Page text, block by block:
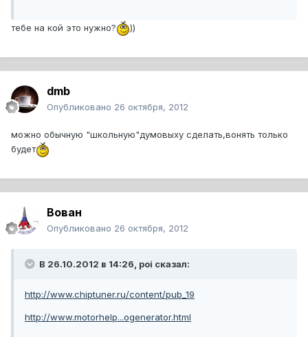
тебе на кой это нужно? ))
dmb
Опубликовано 26 октября, 2012
можно обычную "школьную"думовыху сделать,вонять только
будет
Вован
Опубликовано 26 октября, 2012
В 26.10.2012 в 14:26, poi сказал:
http://www.chiptuner.ru/content/pub_19
http://www.motorhelp...ogenerator.html